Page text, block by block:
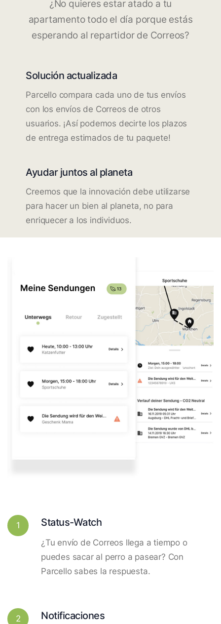
¿No quieres estar atado a tu
apartamento todo el día porque estás
esperando al repartidor de Correos?
Solución actualizada
Parcello compara cada uno de tus envíos
con los envíos de Correos de otros
usuarios. ¡Así podemos decirte los plazos
de entrega estimados de tu paquete!
Ayudar juntos al planeta
Creemos que la innovación debe utilizarse
para hacer un bien al planeta, no para
enriquecer a los individuos.
1 Status-Watch
¿Tu envío de Correos llega a tiempo o
puedes sacar al perro a pasear? Con
Parcello sabes la respuesta.
2 Notificaciones